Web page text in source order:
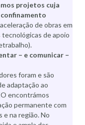
projetos cuja
de obras em
de apoio
– e comunicar –
foram e são
adaptação ao
encontrámos
permanente com
e na região. No